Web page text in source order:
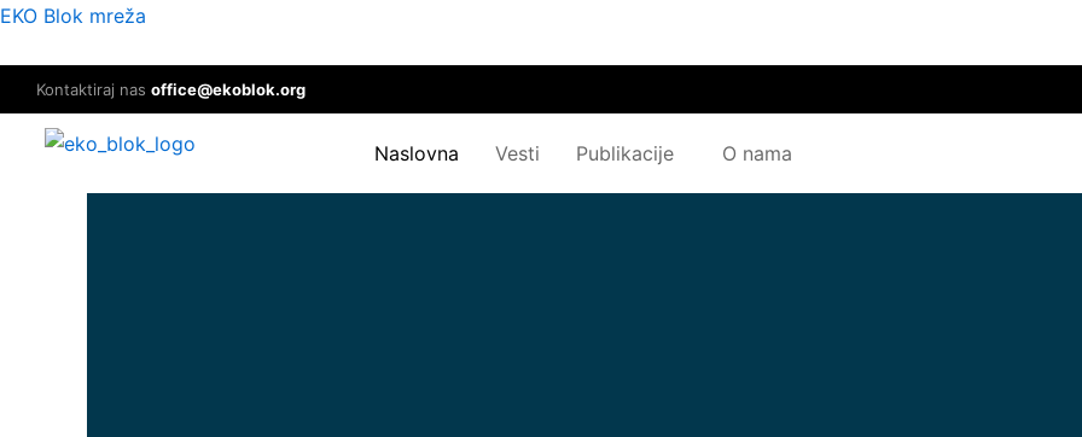
Skip
content
EKO Blok mreža
Kontaktiraj nas office@ekoblok.org
Naslovna Vesti Publikacije O nama